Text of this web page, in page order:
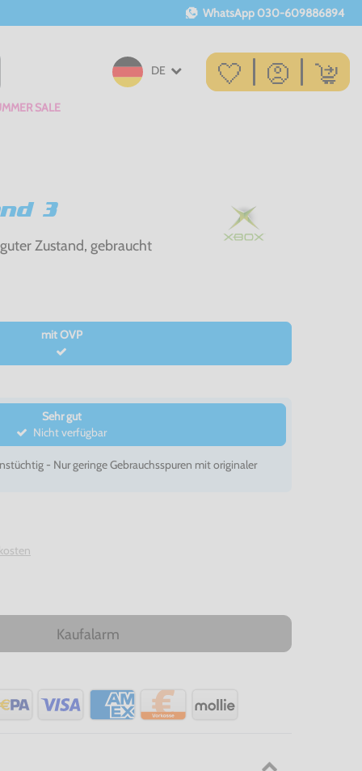
WhatsApp 030-609886894
DE
SALE
3
Zustand, gebraucht
mit OVP
Sehr gut
Nicht verfügbar
- Nur geringe Gebrauchsspuren mit originaler
Kaufalarm